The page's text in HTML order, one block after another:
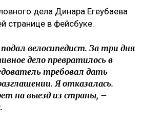
дела Динара Егеубаева
странице в фейсбуке.
велосипедист. За три дня
дело превратилось в
требовал дать
Я отказалась.
на выезд из страны, –